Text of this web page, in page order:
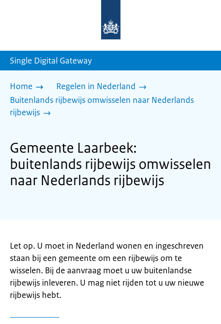
homepage
Single Digital Gateway
Home
Regelen in Nederland
Buitenlands rijbewijs omwisselen naar Nederlands
rijbewijs
Gemeente Laarbeek:
buitenlands rijbewijs omwisselen
naar Nederlands rijbewijs
Let op. U moet in Nederland wonen en ingeschreven
staan bij een gemeente om een rijbewijs om te
wisselen. Bij de aanvraag moet u uw buitenlandse
rijbewijs inleveren. U mag niet rijden tot u uw nieuwe
rijbewijs hebt.